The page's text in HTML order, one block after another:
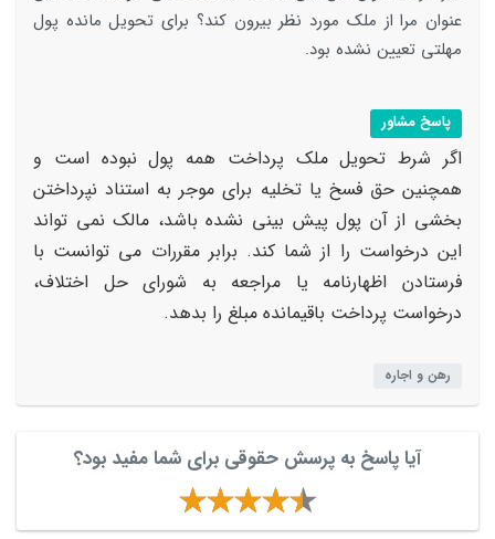
عنوان مرا از ملک مورد نظر بیرون کند؟ برای تحویل مانده پول
مهلتی تعیین نشده بود.
پاسخ مشاور
اگر شرط تحویل ملک پرداخت همه پول نبوده است و
همچنین حق فسخ یا تخلیه برای موجر به استناد نپرداختن
بخشی از آن پول پیش بینی نشده باشد، مالک نمی تواند
این درخواست را از شما کند. برابر مقررات می توانست با
فرستادن اظهارنامه یا مراجعه به شورای حل اختلاف،
درخواست پرداخت باقیمانده مبلغ را بدهد.
رهن و اجاره
آیا پاسخ به پرسش حقوقی برای شما مفید بود؟